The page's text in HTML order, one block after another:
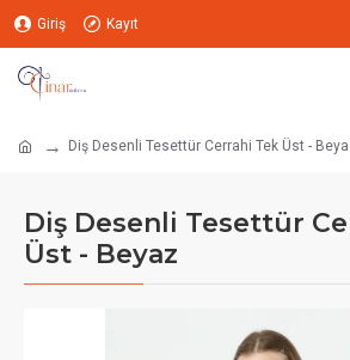
Giriş Kayıt
Diş Desenli Tesettür Cerrahi Tek Üst -
Diş Desenli Tesettür
Üst - Beyaz